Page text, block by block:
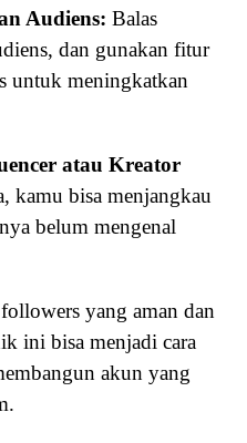
Audiens: Balas
dan gunakan fitur
untuk meningkatkan
atau Kreator
kamu bisa menjangkau
belum mengenal
yang aman dan
ini bisa menjadi cara
akun yang